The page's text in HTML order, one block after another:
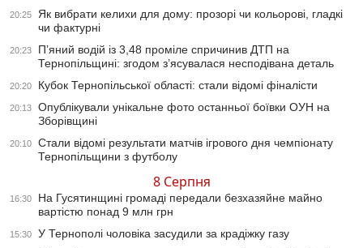
20:25
Як вибрати келихи для дому: прозорі чи кольорові, гладкі
чи фактурні
20:23
П’яний водій із 3,48 проміле спричинив ДТП на
Тернопільщині: згодом з’ясувалася несподівана деталь
20:20 Кубок Тернопільської області: стали відомі фіналісти
20:13
Опублікували унікальне фото останньої боївки ОУН на
Зборівщині
20:10
Стали відомі результати матчів ігрового дня чемпіонату
Тернопільщини з футболу
8 Серпня
16:30
На Гусятинщині громаді передали безхазяйне майно
вартістю понад 9 млн грн
15:30 У Тернополі чоловіка засудили за крадіжку газу